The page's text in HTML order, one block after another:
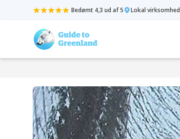
Bedømt 4,3 ud af 5 Lokal virksomhed